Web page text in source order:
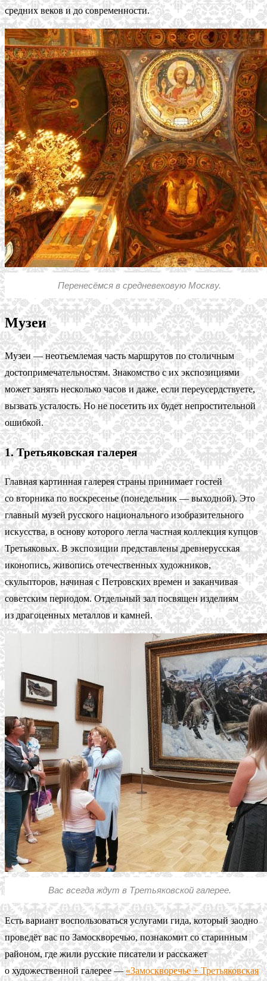
средних веков и до современности.
Перенесёмся в средневековую Москву.
Музеи
Музеи — неотъемлемая часть маршрутов по столичным
достопримечательностям. Знакомство с их экспозициями
может занять несколько часов и даже, если переусердствуете,
вызвать усталость. Но не посетить их будет непростительной
ошибкой.
1. Третьяковская галерея
Главная картинная галерея страны принимает гостей
со вторника по воскресенье (понедельник — выходной). Это
главный музей русского национального изобразительного
искусства, в основу которого легла частная коллекция купцов
Третьяковых. В экспозиции представлены древнерусская
иконопись, живопись отечественных художников,
скульпторов, начиная с Петровских времен и заканчивая
советским периодом. Отдельный зал посвящен изделиям
из драгоценных металлов и камней.
Вас всегда ждут в Третьяковской галерее.
Есть вариант воспользоваться услугами гида, который заодно
проведёт вас по Замоскворечью, познакомит со старинным
районом, где жили русские писатели и расскажет
о художественной галерее —«Замоскворечье + Третьяковская